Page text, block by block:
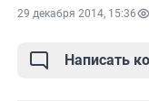
29 декабря 2014, 15:36
Написать